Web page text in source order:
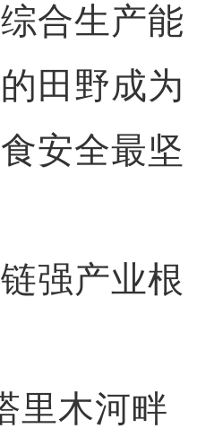
合生产能
田野成为
安全最坚
产业根
木河畔